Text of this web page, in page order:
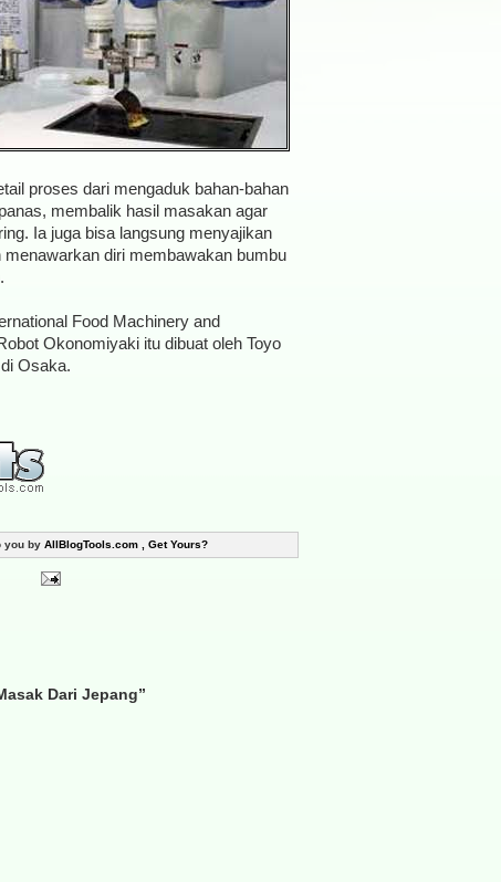
proses dari mengaduk bahan-bahan
membalik hasil masakan agar
Ia juga bisa langsung menyajikan
diri membawakan bumbu
Food Machinery and
Okonomiyaki itu dibuat oleh Toyo
Osaka.
you by AllBlogTools.com , Get Yours?
Dari Jepang”